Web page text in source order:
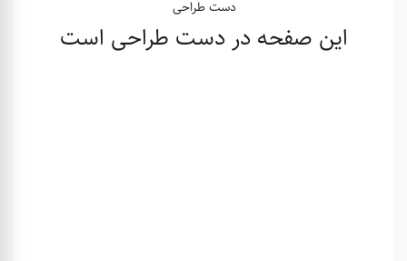
این صفحه در دست طراحی است